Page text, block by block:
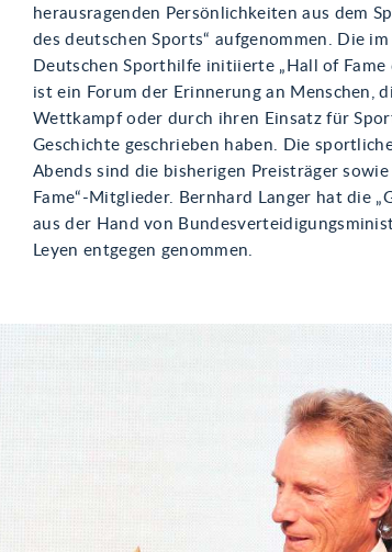
herausragenden Persönlichkeiten aus dem
des deutschen Sports“ aufgenommen. Die
Deutschen Sporthilfe initiierte „Hall of Fame
ist ein Forum der Erinnerung an Menschen,
Wettkampf oder durch ihren Einsatz für
Geschichte geschrieben haben. Die
Abends sind die bisherigen Preisträger
Fame“-Mitglieder. Bernhard Langer hat die
aus der Hand von
Leyen entgegen genommen.